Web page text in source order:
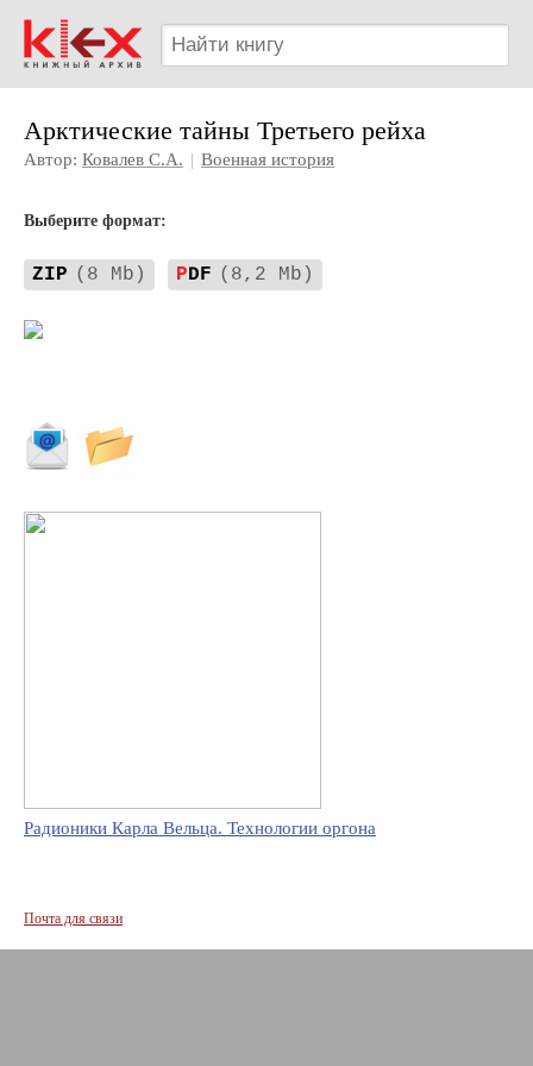
Арктические тайны Третьего рейха
Автор: Ковалев С.А. | Военная история
Выберите формат:
ZIP (8 Mb) PDF (8,2 Mb)
Радионики Карла Вельца. Технологии оргона
Почта для связи